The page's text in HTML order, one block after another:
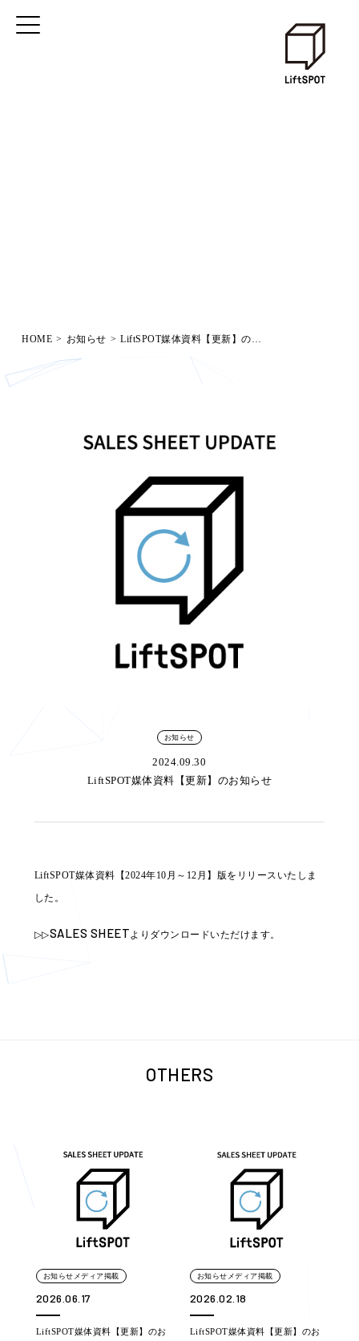
HOME > お知らせ >
お知らせ
2024.09.30
LiftSPOT媒体資料【更新】のお知らせ
LiftSPOT媒体資料【2024年10月～12月】版をリリースいたしま
した。
▷▷SALES SHEETよりダウンロードいただけます。
OTHERS
お知らせメディア掲載
2026.06.17
LiftSPOT媒体資料【更新】のお
お知らせメディア掲載
2026.02.18
LiftSPOT媒体資料【更新】のお